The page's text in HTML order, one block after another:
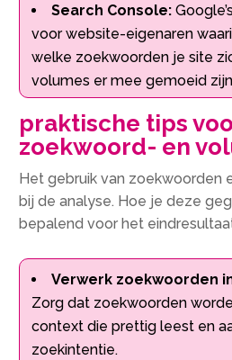
Search Console:
voor website-eigenaren
welke zoekwoorden je site
volumes er mee gemoeid
praktische tips
zoekwoord- en
Het gebruik van zoekwoorden
bij de analyse. Hoe je deze
bepalend voor het
Verwerk zoekwoorden
Zorg dat zoekwoorden
context die prettig leest en
zoekintentie.